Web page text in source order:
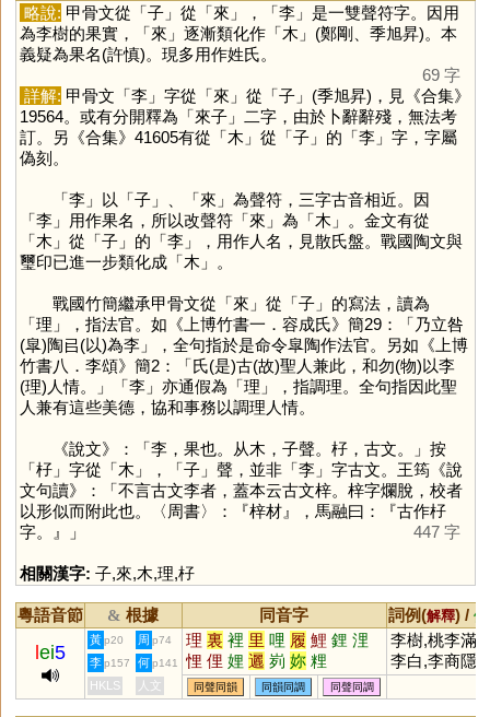
略說: 甲骨文從「子」從「來 」，「李」是一雙聲符字。因用
為李樹的果實，「來 」逐漸類化作「木」(鄭剛、季旭昇)。本
義疑為果名(許慎)。現多用作姓氏。
69 字
詳解: 甲骨文「李」字從「來 」從「子」(季旭昇)，見《合集》
19564。或有分開釋為「來子」二字，由於卜辭辭殘，無法考
訂。另《合集》41605有從「木」從「子」的「李」字，字屬
偽刻。
「李」以「子」、「來 」為聲符，三字古音相近。因
「李」用作果名，所以改聲符「來 」為「木」。金文有從
「木」從「子」的「李」，用作人名，見散氏盤。戰國陶文與
璽印已進一步類化成「木」。
戰國竹簡繼承甲骨文從「來 」從「子」的寫法，讀為
「理 」，指法官。如《上博竹書一．容成氏》簡29：「乃立咎
(皐)陶㠯(以)為李」，全句指於是命令皐陶作法官。另如《上博
竹書八．李頌》簡2：「氏(是)古(故)聖人兼此，和勿(物)以李
(理)人情。」「李」亦通假為「理 」，指調理。全句指因此聖
人兼有這些美德，協和事務以調理人情。
《說文》：「李，果也。从木，子聲。杍，古文。」按
「杍」字從「木」，「子」聲，並非「李」字古文。王筠《說
文句讀》：「不言古文李者，蓋本云古文梓。梓字爛脫，校者
以形似而附此也。〈周書〉：『梓材』，馬融曰：『古作杍
字。』」
447 字
相關漢字: 子,來,木,理,杍
粵語音節 & 根據 同音字 詞例(解釋) /
ei5
黃 p20 周 p74 理 裏 裡 里 哩 履 鯉 鋰 浬
悝 俚 娌 邐 峛 妳 粴
李樹,桃李滿
李白,李商隱
李 p157 何 p141
HKLS 人文 同聲同韻 同韻同調 同聲同調